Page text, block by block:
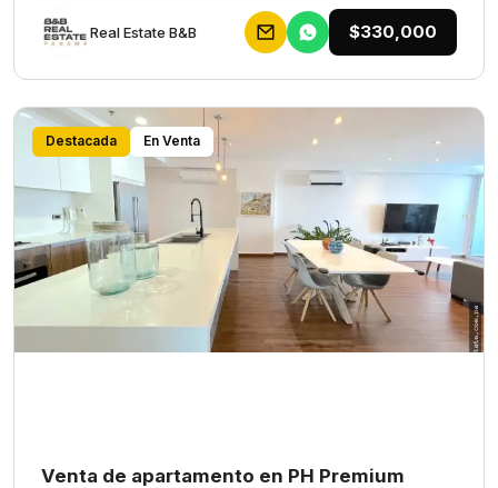
Rеаl Еstаtе В&В $330,000
Destacada En Venta
Venta de apartamento en PH Premium